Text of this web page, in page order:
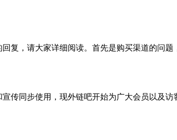
复，请大家详细阅读。首先是购买渠道的问
传同步使用，现外链吧开始为广大会员以及